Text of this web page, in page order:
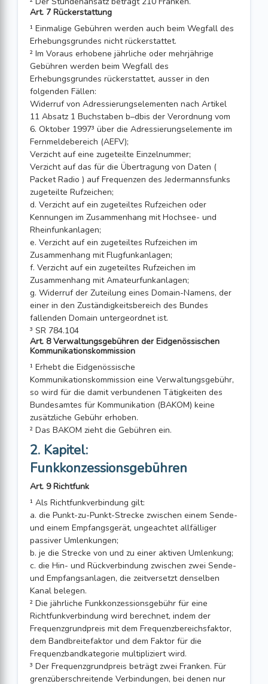
Art. 7 Rückerstattung
¹ Einmalige Gebühren werden auch beim Wegfall des
Erhebungsgrundes nicht rückerstattet.
² Im Voraus erhobene jährliche oder mehrjährige
Gebühren werden beim Wegfall des
Erhebungsgrundes rückerstattet, ausser in den
folgenden Fällen:
Widerruf von Adressierungselementen nach Artikel
11 Absatz 1 Buchstaben b–dbis der Verordnung vom
6. Oktober 1997³ über die Adressierungselemente im
Fernmeldebereich (AEFV);
Verzicht auf eine zugeteilte Einzelnummer;
Verzicht auf das für die Übertragung von Daten (
Packet Radio ) auf Frequenzen des Jedermannsfunks
zugeteilte Rufzeichen;
d. Verzicht auf ein zugeteiltes Rufzeichen oder
Kennungen im Zusammenhang mit Hochsee- und
Rheinfunkanlagen;
e. Verzicht auf ein zugeteiltes Rufzeichen im
Zusammenhang mit Flugfunkanlagen;
f. Verzicht auf ein zugeteiltes Rufzeichen im
Zusammenhang mit Amateurfunkanlagen;
g. Widerruf der Zuteilung eines Domain-Namens, der
einer in den Zuständigkeitsbereich des Bundes
fallenden Domain untergeordnet ist.
³ SR 784.104
Art. 8 Verwaltungsgebühren der Eidgenössischen
Kommunikationskommission
¹ Erhebt die Eidgenössische
Kommunikationskommission eine Verwaltungsgebühr,
so wird für die damit verbundenen Tätigkeiten des
Bundesamtes für Kommunikation (BAKOM) keine
zusätzliche Gebühr erhoben.
² Das BAKOM zieht die Gebühren ein.
2. Kapitel:
Funkkonzessionsgebühren
Art. 9 Richtfunk
¹ Als Richtfunkverbindung gilt:
a. die Punkt-zu-Punkt-Strecke zwischen einem Sende-
und einem Empfangs­gerät, ungeachtet allfälliger
passiver Umlenkungen;
b. je die Strecke von und zu einer aktiven Umlenkung;
c. die Hin- und Rückverbindung zwischen zwei Sende-
und Empfangsanlagen, die zeitversetzt denselben
Kanal belegen.
² Die jährliche Funkkonzessionsgebühr für eine
Richtfunkverbindung wird berechnet, indem der
Frequenzgrundpreis mit dem Frequenzbereichsfaktor,
dem Bandbreitefaktor und dem Faktor für die
Frequenzbandkategorie multipliziert wird.
³ Der Frequenzgrundpreis beträgt zwei Franken. Für
grenzüberschreitende Verbindungen, bei denen nur